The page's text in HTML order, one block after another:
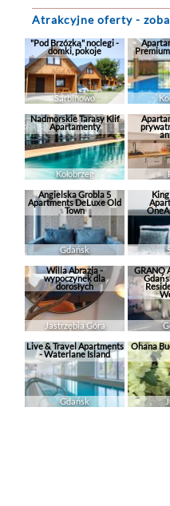
Atrakcyjne oferty -
"Pod Brzózką" noclegi -
domki, pokoje
Sarbinowo
Nadmorskie Tarasy Klif
Apartamenty
Kołobrzeg
Angielska Grobla 5
Apartments DeLuxe Old
Town
Gdańsk
Willa Abrazja -
wypoczynek dla
dorosłych
Jastrzębia Góra
GRANO
Live & Travel Apartments
- Waterlane Island
Gdańsk
Ohana